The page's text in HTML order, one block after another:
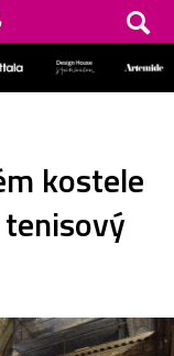
kostele